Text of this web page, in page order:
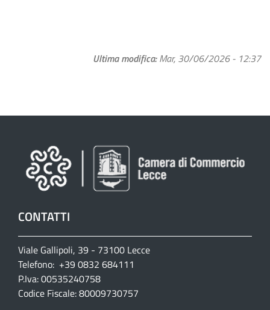
Ultima modifica Mar, 30/06/2026 - 12:37
CONTATTI
Viale Gallipoli, 39 - 73100 Lecce
Telefono: +39 0832 684111
P.Iva: 00535240758
Codice Fiscale: 80009730757